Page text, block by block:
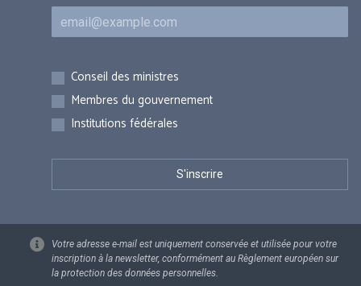
Courriel
Inscriptions
Conseil des ministres
Membres du gouvernement
Institutions fédérales
Votre adresse e-mail est uniquement conservée et utilisée pour votre
inscription à la newsletter, conformément au Règlement européen sur
la protection des données personnelles.